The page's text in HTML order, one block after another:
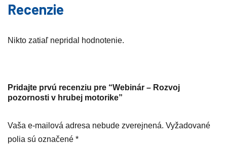
Recenzie
Nikto zatiaľ nepridal hodnotenie.
Pridajte prvú recenziu pre “Webinár – Rozvoj
pozornosti v hrubej motorike”
Vaša e-mailová adresa nebude zverejnená. Vyžadované
polia sú označené *